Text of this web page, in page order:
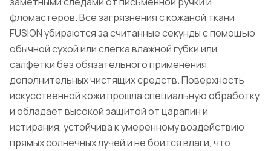
фломастеров. Все загрязнения с кожаной ткани
FUSION убираются за считанные секунды с помощью
обычной сухой или слегка влажной губки или
салфетки без обязательного применения
дополнительных чистящих средств. Поверхность
искусственной кожи прошла специальную обработку
и обладает высокой защитой от царапин и
истирания, устойчива к умеренному воздействию
прямых солнечных лучей и не боится влаги, что